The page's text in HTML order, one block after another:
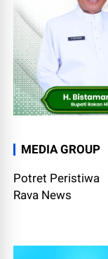
MEDIA GROUP
Potret Peristiwa
Rava News